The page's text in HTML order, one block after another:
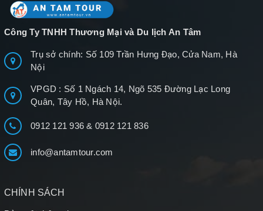
Công Ty TNHH Thương Mại và Du lịch An Tâm
Trụ sở chính: Số 109 Trần Hưng Đạo, Cửa Nam, Hà
Nội
VPGD : Số 1 Ngách 14, Ngõ 535 Đường Lạc Long
Quân, Tây Hồ, Hà Nội.
0912 121 936& 0912 121 836
info@antamtour.com
CHÍNH SÁCH